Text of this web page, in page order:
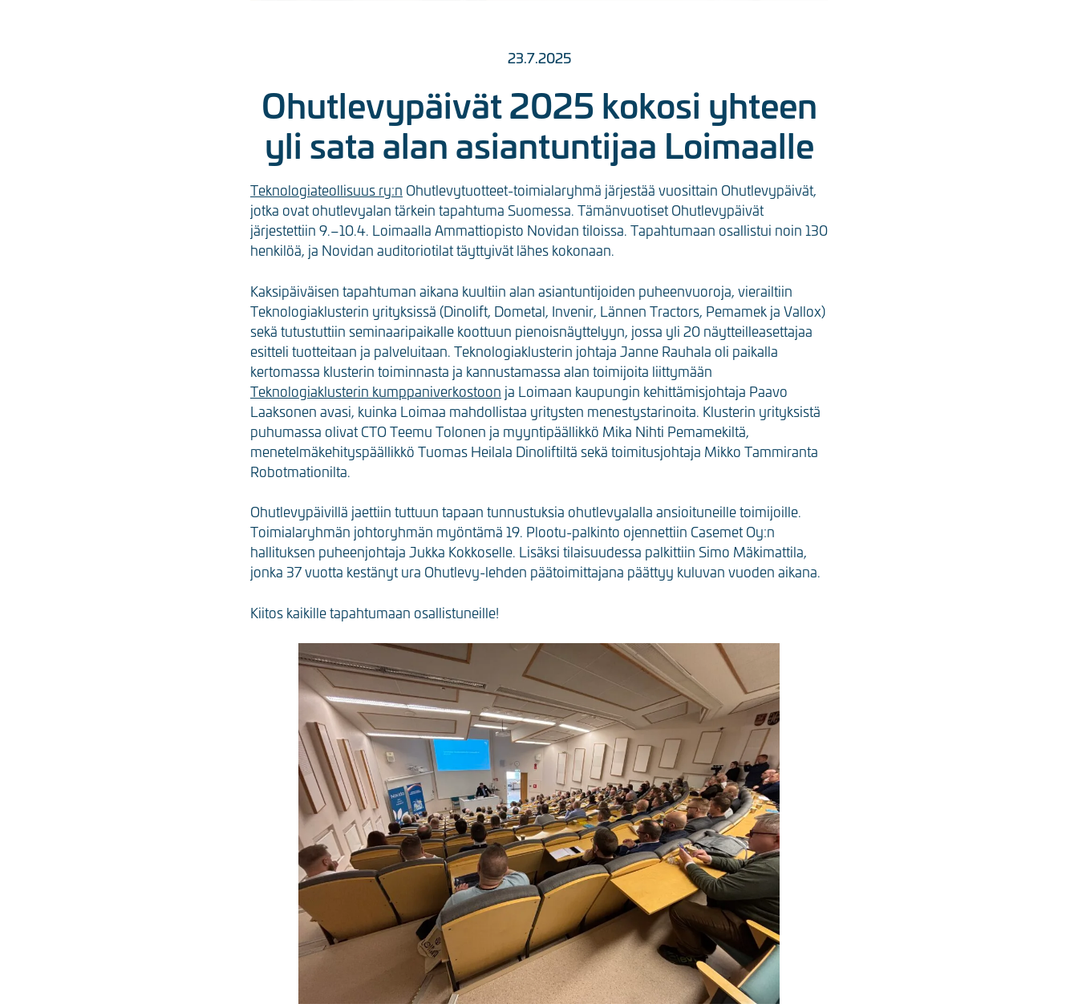
23.7.2025
Ohutlevypäivät 2025 kokosi yhteen
yli sata alan asiantuntijaa Loimaalle
Teknologiateollisuus ry:n Ohutlevytuotteet-toimialaryhmä järjestää vuosittain Ohutlevypäivät,
jotka ovat ohutlevyalan tärkein tapahtuma Suomessa. Tämänvuotiset Ohutlevypäivät
järjestettiin 9.–10.4. Loimaalla Ammattiopisto Novidan tiloissa. Tapahtumaan osallistui noin 130
henkilöä, ja Novidan auditoriotilat täyttyivät lähes kokonaan.
Kaksipäiväisen tapahtuman aikana kuultiin alan asiantuntijoiden puheenvuoroja, vierailtiin
Teknologiaklusterin yrityksissä (Dinolift, Dometal, Invenir, Lännen Tractors, Pemamek ja Vallox)
sekä tutustuttiin seminaaripaikalle koottuun pienoisnäyttelyyn, jossa yli 20 näytteilleasettajaa
esitteli tuotteitaan ja palveluitaan. Teknologiaklusterin johtaja Janne Rauhala oli paikalla
kertomassa klusterin toiminnasta ja kannustamassa alan toimijoita liittymään
Teknologiaklusterin kumppaniverkostoon ja Loimaan kaupungin kehittämisjohtaja Paavo
Laaksonen avasi, kuinka Loimaa mahdollistaa yritysten menestystarinoita. Klusterin yrityksistä
puhumassa olivat CTO Teemu Tolonen ja myyntipäällikkö Mika Nihti Pemamekiltä,
menetelmäkehityspäällikkö Tuomas Heilala Dinoliftiltä sekä toimitusjohtaja Mikko Tammiranta
Robotmationilta.
Ohutlevypäivillä jaettiin tuttuun tapaan tunnustuksia ohutlevyalalla ansioituneille toimijoille.
Toimialaryhmän johtoryhmän myöntämä 19. Plootu-palkinto ojennettiin Casemet Oy:n
hallituksen puheenjohtaja Jukka Kokkoselle. Lisäksi tilaisuudessa palkittiin Simo Mäkimattila,
jonka 37 vuotta kestänyt ura Ohutlevy-lehden päätoimittajana päättyy kuluvan vuoden aikana.
Kiitos kaikille tapahtumaan osallistuneille!